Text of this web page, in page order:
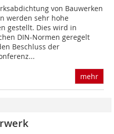
von Bauwerken
werden sehr hohe
gestellt. Dies wird in
DIN-Normen geregelt
Beschluss der
mehr